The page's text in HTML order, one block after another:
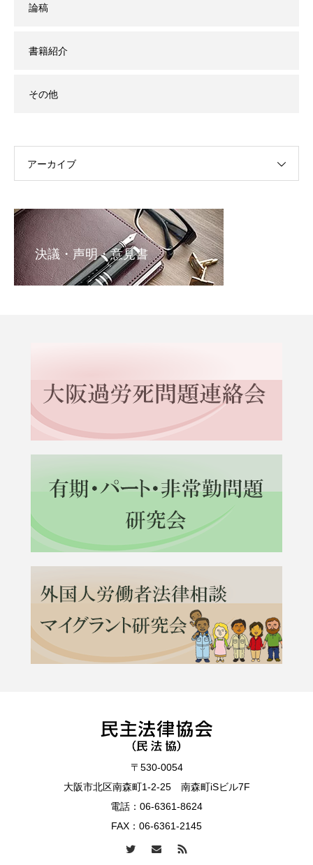
論稿
書籍紹介
その他
アーカイブ
決議・声明・意見書
〒530-0054
大阪市北区南森町1-2-25 南森町iSビル7F
電話： 06-6361-8624
FAX：06-6361-2145